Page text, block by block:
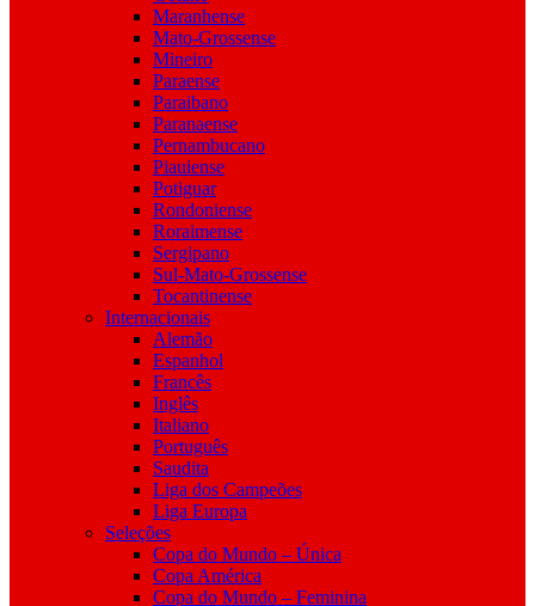
Maranhense
Mato-Grossense
Mineiro
Paraense
Paraibano
Paranaense
Pernambucano
Piauiense
Potiguar
Rondoniense
Roraimense
Sergipano
Sul-Mato-Grossense
Tocantinense
Internacionais
Alemão
Espanhol
Francês
Inglês
Italiano
Português
Saudita
Liga dos Campeões
Liga Europa
Seleções
Copa do Mundo – Única
Copa América
Copa do Mundo – Feminina